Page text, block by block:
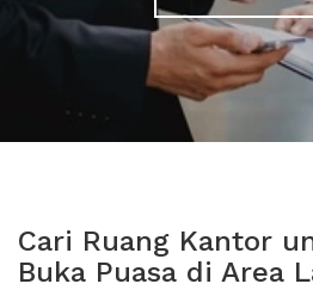
Cari Ruang Kantor
Buka Puasa di Area